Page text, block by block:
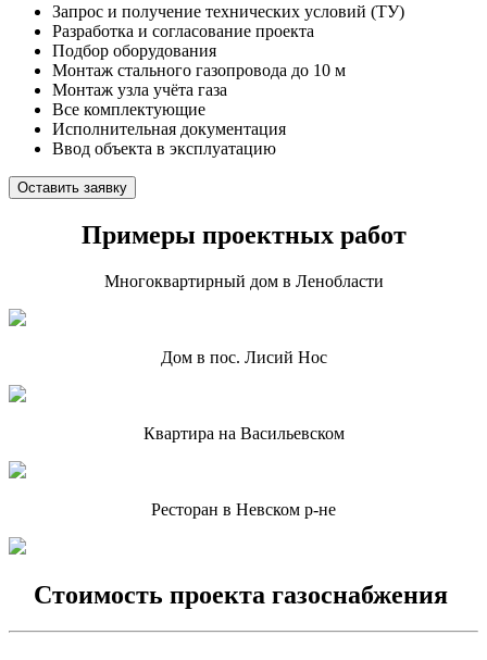
Запрос и получение технических условий (ТУ)
Разработка и согласование проекта
Подбор оборудования
Монтаж стального газопровода до 10 м
Монтаж узла учёта газа
Все комплектующие
Исполнительная документация
Ввод объекта в эксплуатацию
Оставить заявку
Примеры проектных работ
Многоквартирный дом в Ленобласти
Дом в пос. Лисий Нос
Квартира на Васильевском
Ресторан в Невском р-не
Стоимость проекта газоснабжения